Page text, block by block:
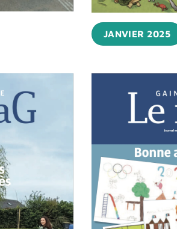
JANVIER 2025